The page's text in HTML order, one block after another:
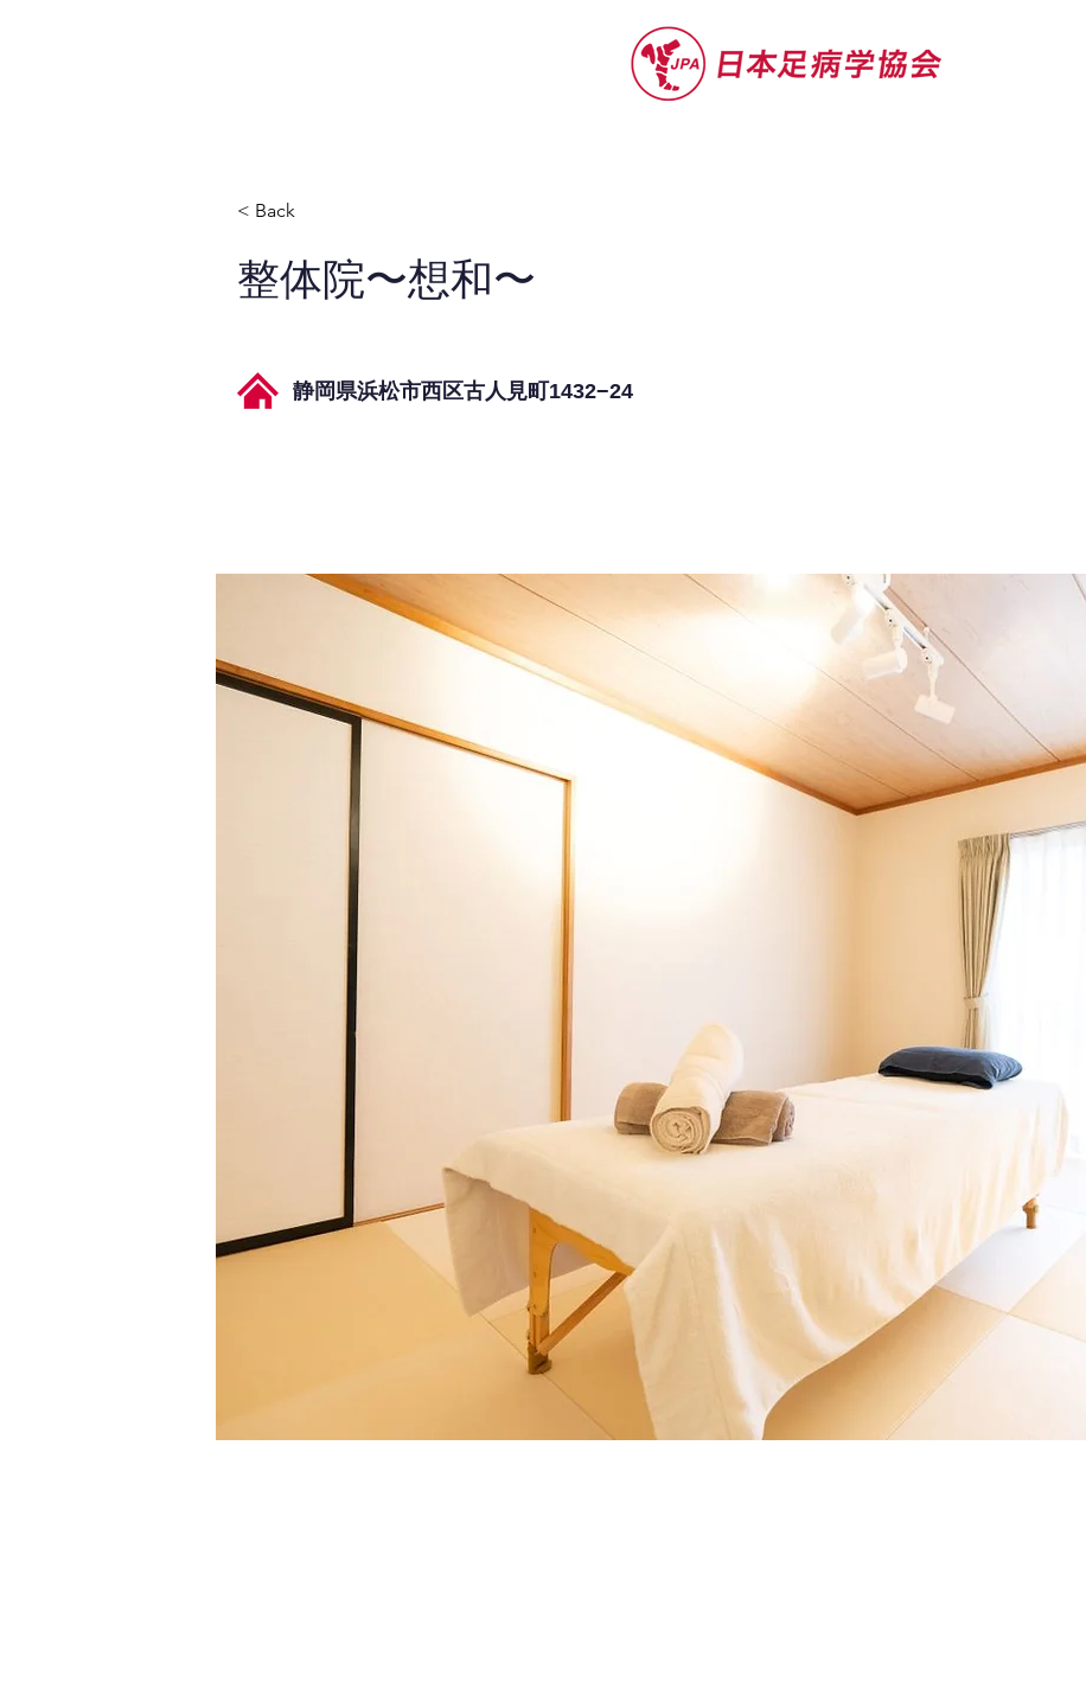
< Back
整体院〜想和〜
静岡県浜松市西区古人見町1432−24